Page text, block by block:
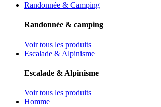
Randonnée & Camping
Randonnée & camping
Voir tous les produits
Escalade & Alpinisme
Escalade & Alpinisme
Voir tous les produits
Homme